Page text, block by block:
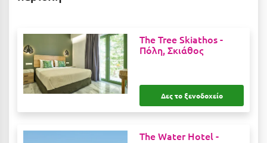
Ιεράπετρα
Ιθάκη
Ίος
The Tree Skiathos -
Πόλη, Σκιάθος
Δες το ξενοδοχείο
The Water Hotel -